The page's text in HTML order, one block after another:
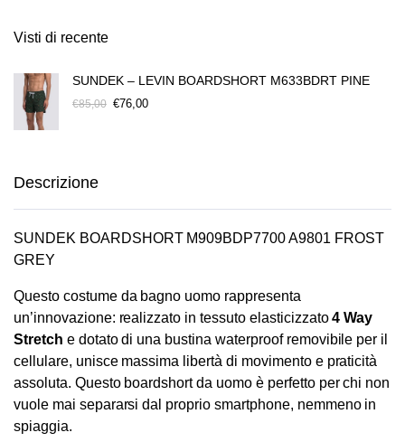
Visti di recente
SUNDEK – LEVIN BOARDSHORT M633BDRT PINE
€85,00 Il
€76,00Il
Descrizione
SUNDEK BOARDSHORT M909BDP7700 A9801 FROST
GREY
Questo costume da bagno uomo rappresenta
un’innovazione: realizzato in tessuto elasticizzato4 Way
Stretch e dotato di una bustina waterproof removibile per il
cellulare, unisce massima libertà di movimento e praticità
assoluta. Questo boardshort da uomo è perfetto per chi non
vuole mai separarsi dal proprio smartphone, nemmeno in
spiaggia.